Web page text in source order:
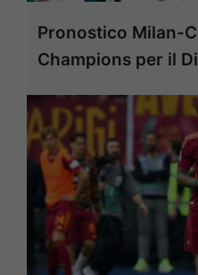
Pronostico Milan-
Champions per il